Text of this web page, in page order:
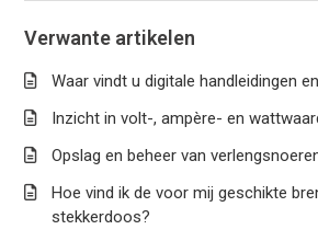
Verwante artikelen
Waar vindt u digitale handleidingen
Inzicht in volt-, ampère- en
Opslag en beheer van
Hoe vind ik de voor mij geschikte
stekkerdoos?